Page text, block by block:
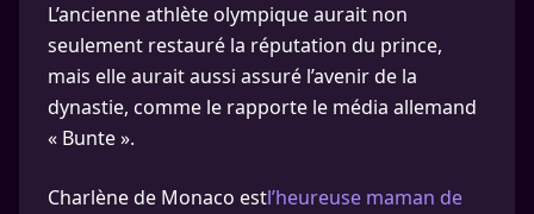
L’ancienne athlète olympique aurait non
seulement restauré la réputation du prince,
mais elle aurait aussi assuré l’avenir de la
dynastie, comme le rapporte le média allemand
« Bunte ».
Charlène de Monaco estl’heureuse maman de